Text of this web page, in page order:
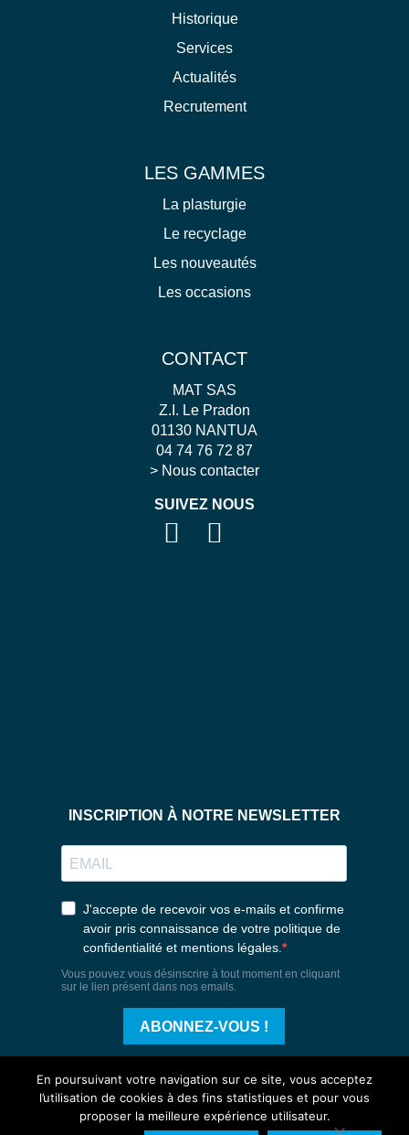
Historique
Services
Actualités
Recrutement
LES GAMMES
La plasturgie
Le recyclage
Les nouveautés
Les occasions
CONTACT
MAT SAS
Z.I. Le Pradon
01130 NANTUA
04 74 76 72 87
> Nous contacter
SUIVEZ NOUS
En poursuivant votre navigation sur ce site, vous acceptez
l’utilisation de cookies à des fins statistiques et pour vous
proposer la meilleure expérience utilisateur.